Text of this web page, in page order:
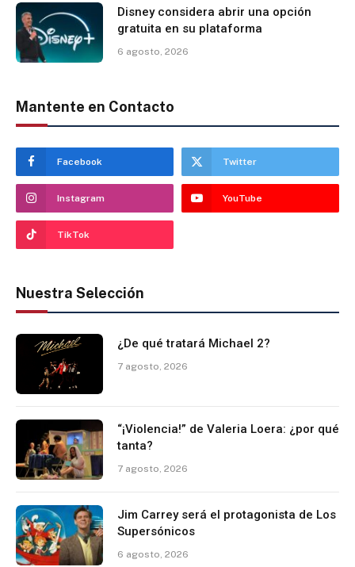
Disney considera abrir una opción
gratuita en su plataforma
6 agosto, 2026
Mantente en Contacto
Facebook Twitter
Instagram YouTube
TikTok
Nuestra Selección
¿De qué tratará Michael 2?
7 agosto, 2026
“¡Violencia!” de Valeria Loera: ¿por qué
tanta?
7 agosto, 2026
Jim Carrey será el protagonista de Los
Supersónicos
6 agosto, 2026